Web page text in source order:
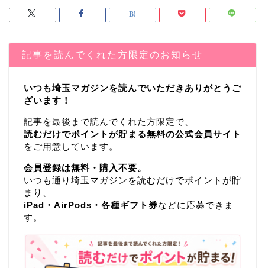
記事を読んでくれた方限定のお知らせ
いつも埼玉マガジンを読んでいただきありがとうご
ざいます！
記事を最後まで読んでくれた方限定で、
読むだけでポイントが貯まる無料の公式会員サイト
をご用意しています。
会員登録は無料・購入不要。
いつも通り埼玉マガジンを読むだけでポイントが貯
まり、
iPad・AirPods・各種ギフト券などに応募できま
す。